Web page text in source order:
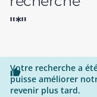
"*"

Votre recherche a
puisse améliorer
revenir plus tard.